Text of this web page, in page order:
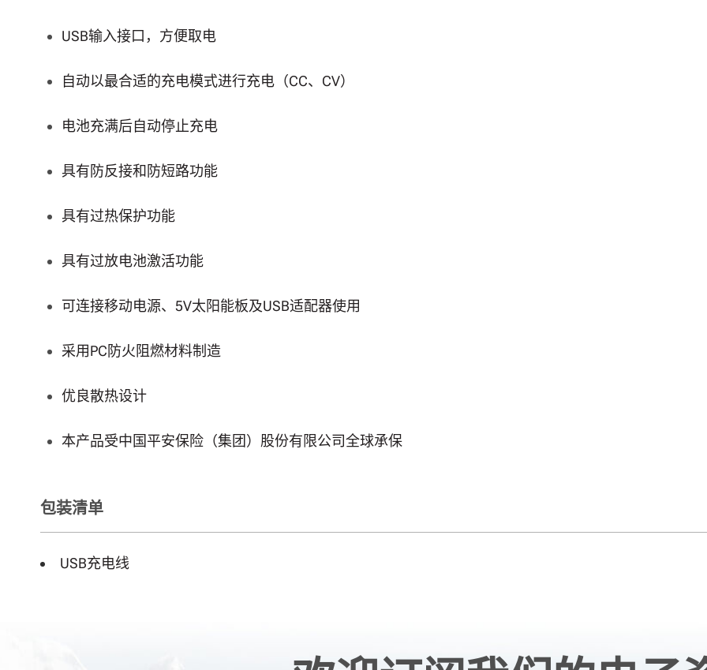
USB输入接口，方便取电
自动以最合适的充电模式进行充电（CC、CV）
电池充满后自动停止充电
具有防反接和防短路功能
具有过热保护功能
具有过放电池激活功能
可连接移动电源、5V太阳能板及USB适配器使用
采用PC防火阻燃材料制造
优良散热设计
本产品受中国平安保险（集团）股份有限公司全球承保
包装清单
USB充电线